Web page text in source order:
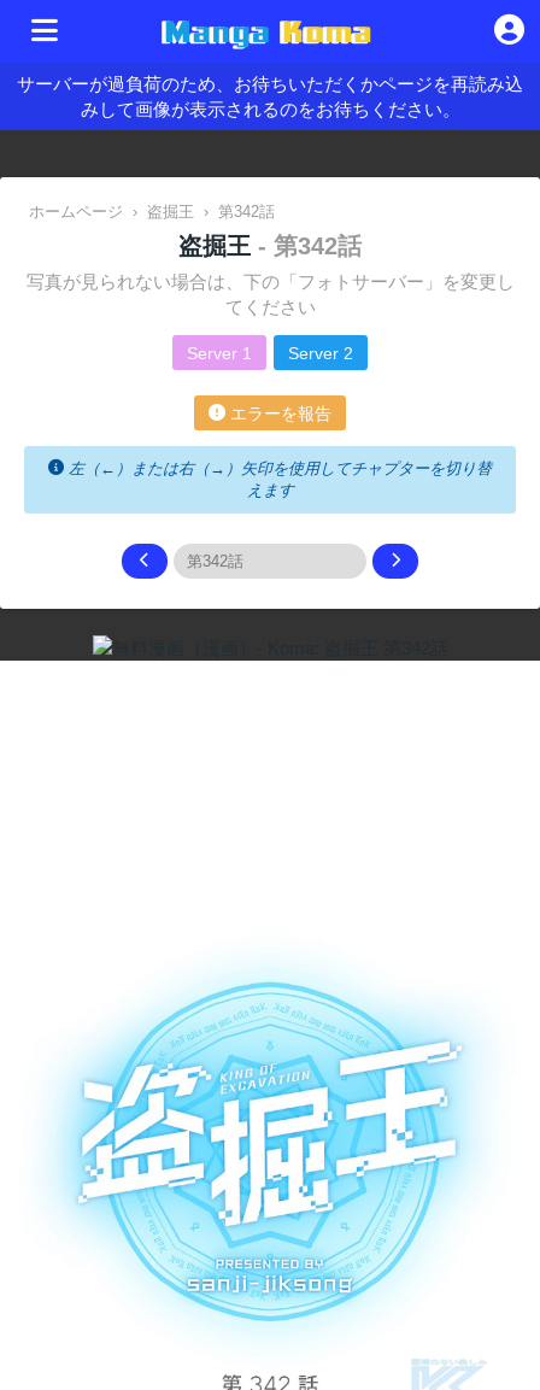
サーバーが過負荷のため、お待ちいただくかページを再読み込
みして画像が表示されるのをお待ちください。
ホームページ › 盗掘王 › 第342話
盗掘王 - 第342話
写真が見られない場合は、下の「フォトサーバー」を変更し
てください
Server 1 Server 2
エラーを報告
左（←）または右（→）矢印を使用してチャプターを切り替
えます